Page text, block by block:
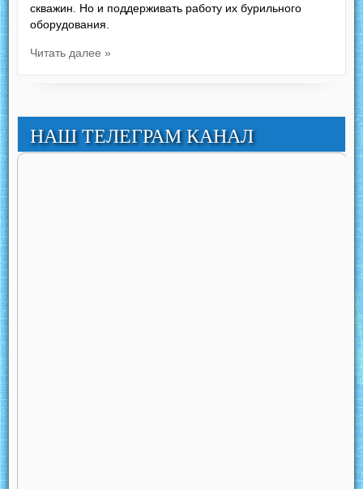
скважин. Но и поддерживать работу их бурильного
оборудования.
Читать далее »
НАШ ТЕЛЕГРАМ КАНАЛ